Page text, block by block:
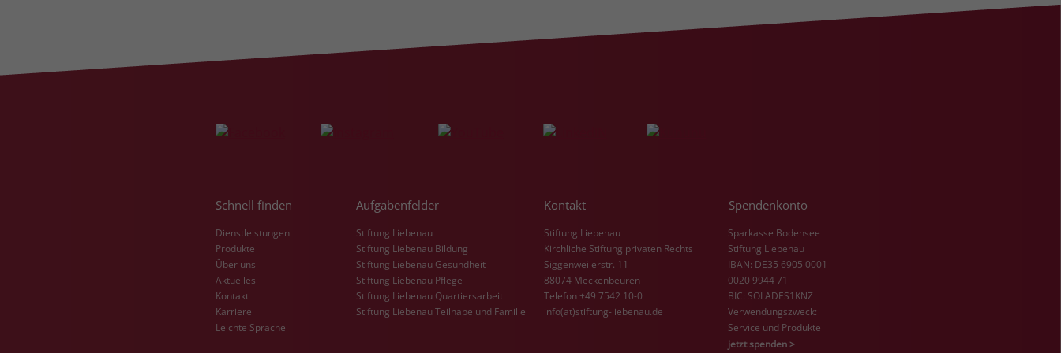
Schnell finden
Dienstleistungen
Produkte
Über uns
Aktuelles
Kontakt
Karriere
Leichte Sprache
Aufgabenfelder
Stiftung Liebenau
Stiftung Liebenau Bildung
Stiftung Liebenau Gesundheit
Stiftung Liebenau Pflege
Stiftung Liebenau Quartiersarbeit
Stiftung Liebenau Teilhabe und Familie
Kontakt Spendenkonto
Stiftung Liebenau
Kirchliche Stiftung privaten Rechts
Siggenweilerstr. 11
88074 Meckenbeuren
Telefon +49 7542 10-0
info(at)stiftung-liebenau.de
Sparkasse Bodensee
Stiftung Liebenau
IBAN: DE35 6905 0001
0020 9944 71
BIC: SOLADES1KNZ
Verwendungszweck:
Service und Produkte
jetzt spenden >